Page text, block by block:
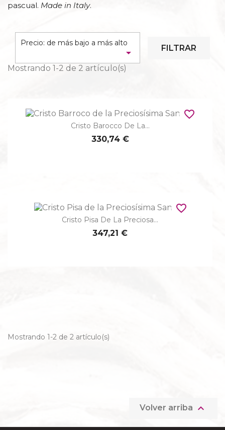
pascual. Made in Italy.
Precio: de más bajo a más alto
 FILTRAR
Mostrando 1-2 de 2 artículo(s)
Cristo Barocco De La...
330,74 €
favorite_border
Cristo Pisa De La Preciosa...
347,21 €
favorite_border
Mostrando 1-2 de 2 artículo(s)
Volver arriba 